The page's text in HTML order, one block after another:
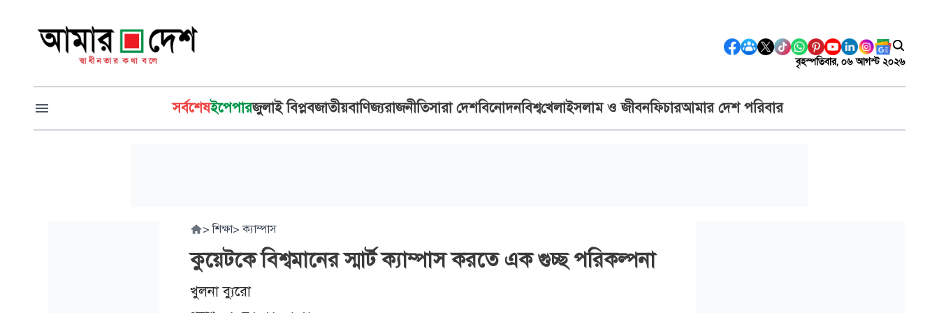
বৃহস্পতিবার, ০৬ আগস্ট ২০২৬
সর্বশেষইপেপারজুলাই বিপ্লবজাতীয়বাণিজ্যরাজনীতিসারা দেশবিনোদনবিশ্বখেলাইসলাম ও জীবনফিচারআমার দেশ পরিবার
> শিক্ষা> ক্যাম্পাস
কুয়েটকে বিশ্বমানের স্মার্ট ক্যাম্পাস করতে এক গুচ্ছ পরিকল্পনা
খুলনা ব্যুরো